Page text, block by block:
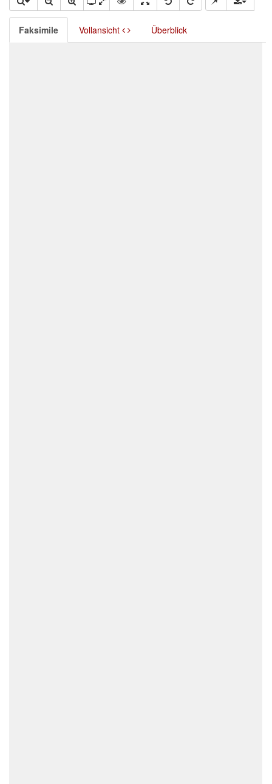
Faksimile Vollansicht Überblick